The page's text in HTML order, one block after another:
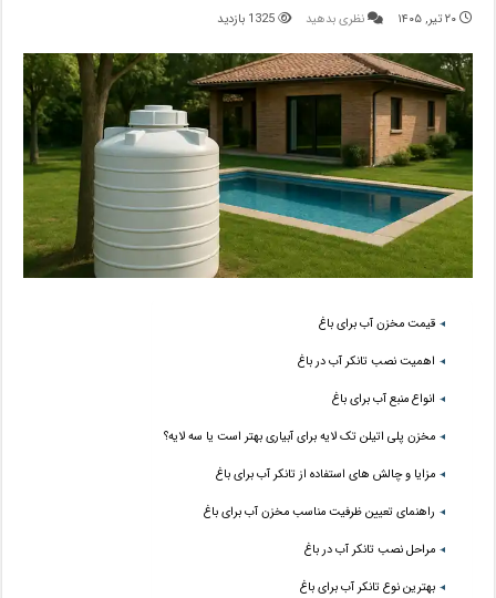
۲۰ تیر, ۱۴۰۵ نظری بدهید 1325 بازدید
قیمت مخزن آب برای باغ
اهمیت نصب تانکر آب در باغ
انواع منبع آب برای باغ
مخزن پلی اتیلن تک لایه برای آبیاری بهتر است یا سه لایه؟
مزایا و چالش های استفاده از تانکر آب برای باغ
راهنمای تعیین ظرفیت مناسب مخزن آب برای باغ
مراحل نصب تانکر آب در باغ
بهترین نوع تانکر آب برای باغ